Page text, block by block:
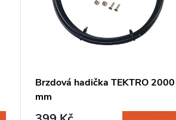
Brzdová hadička TEKTRO 2000
mm